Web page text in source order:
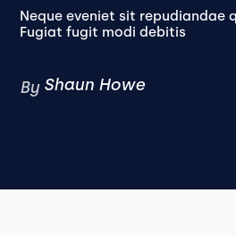
Neque eveniet sit repudiandae
Fugiat fugit modi debitis
By Shaun Howe